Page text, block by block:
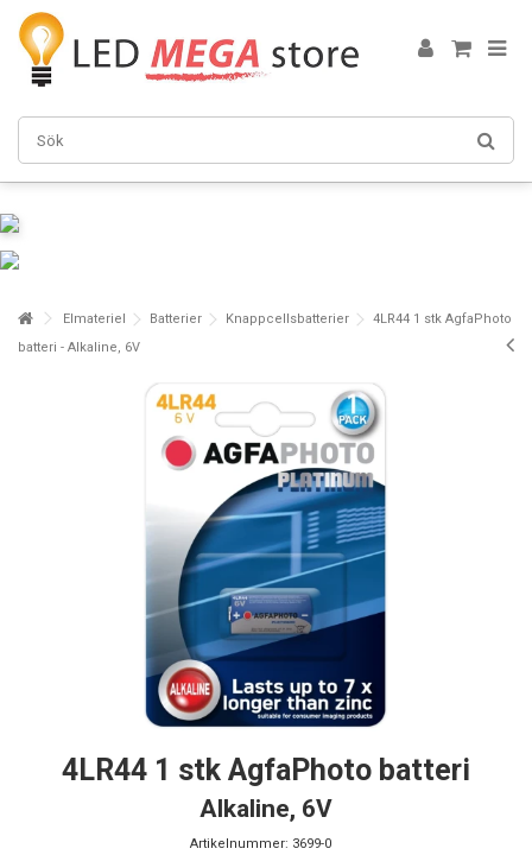
Elmateriel Batterier Knappcellsbatterier
4LR44 1 stk AgfaPhoto
batteri - Alkaline, 6V
4LR44 1 stk AgfaPhoto batteri
Alkaline, 6V
Artikelnummer: 3699-0